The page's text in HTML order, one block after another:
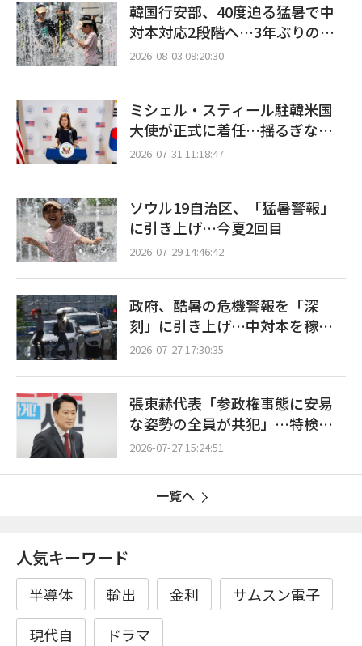
韓国行安部、40度迫る猛暑で中
対本対応2段階へ…3年ぶりの非
常態勢
2026-08-03 09:20:30
ミシェル・スティール駐韓米国
大使が正式に着任…揺るぎない
韓米同盟の強化を表明
2026-07-31 11:18:47
ソウル19自治区、「猛暑警報」
に引き上げ…今夏2回目
2026-07-29 14:46:42
政府、酷暑の危機警報を「深
刻」に引き上げ…中対本を稼働
し総力対応
2026-07-27 17:30:35
張東赫代表「参政権事態に安易
な姿勢の全員が共犯」…特検の
早期発足促す
2026-07-27 15:24:51
一覧へ
人気キーワード
半導体 輸出 金利
サムスン電子
現代自
ドラマ